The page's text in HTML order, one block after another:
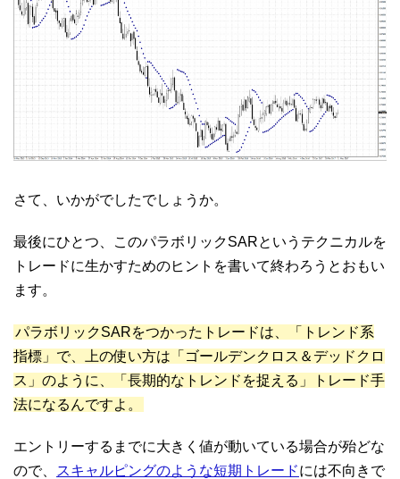
さて、いかがでしたでしょうか。
最後にひとつ、このパラボリックSARというテクニカルを
トレードに生かすためのヒントを書いて終わろうとおもい
ます。
パラボリックSARをつかったトレードは、「トレンド系
指標」で、上の使い方は「ゴールデンクロス＆デッドクロ
ス」のように、「長期的なトレンドを捉える」トレード手
法になるんですよ。
エントリーするまでに大きく値が動いている場合が殆どな
ので、
スキャルピングのような短期トレードには不向きで